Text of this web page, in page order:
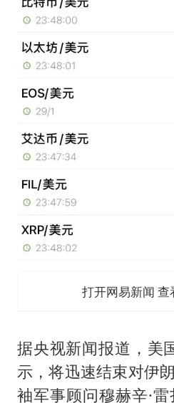
打开网易新闻
据央视新闻报道，美
示，将迅速结束对伊
袖军事顾问穆赫辛·